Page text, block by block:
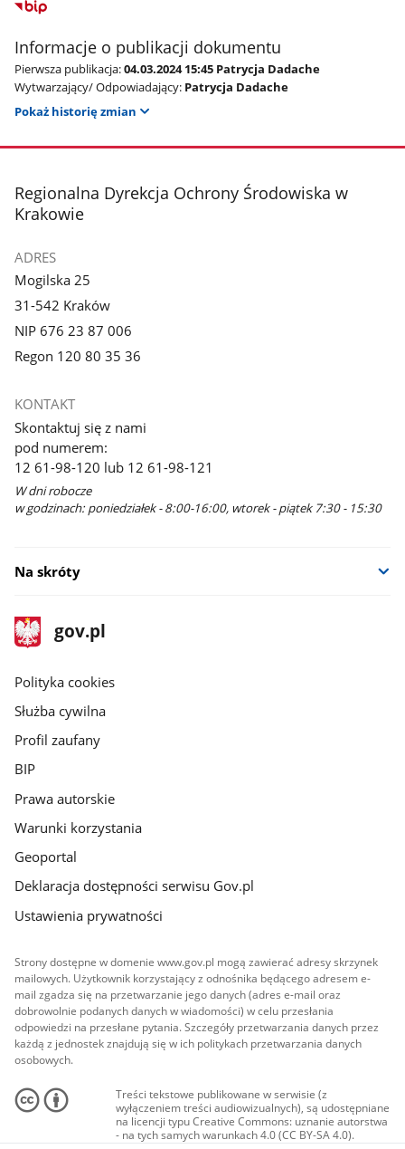
Informacje o publikacji dokumentu
Pierwsza publikacja:04.03.2024 15:45 Patrycja Dadache
Wytwarzający/ Odpowiadający: Patrycja Dadache
Pokaż historię zmian
stopka
Regionalna Dyrekcja Ochrony Środowiska w
Krakowie
ADRES
Mogilska 25
31-542 Kraków
NIP 676 23 87 006
Regon 120 80 35 36
KONTAKT
Skontaktuj się z nami
pod numerem:
12 61-98-120 lub 12 61-98-121
W dni robocze
w godzinach: poniedziałek - 8:00-16:00, wtorek - piątek 7:30 - 15:30
Na skróty
stopka
gov.pl
Strona
gov.pl
gov.pl
Polityka cookies
Służba cywilna
Profil zaufany
BIP
Prawa autorskie
Warunki korzystania
Geoportal
Deklaracja dostępności serwisu Gov.pl
Ustawienia prywatności
Strony dostępne w domenie www.gov.pl mogą zawierać adresy skrzynek
mailowych. Użytkownik korzystający z odnośnika będącego adresem e-
mail zgadza się na przetwarzanie jego danych (adres e-mail oraz
dobrowolnie podanych danych w wiadomości) w celu przesłania
odpowiedzi na przesłane pytania. Szczegóły przetwarzania danych przez
każdą z jednostek znajdują się w ich politykach przetwarzania danych
osobowych.
Treści tekstowe publikowane w serwisie (z
wyłączeniem treści audiowizualnych), są udostępniane
na licencji typu Creative Commons: uznanie autorstwa
- na tych samych warunkach 4.0 (CC BY-SA 4.0).